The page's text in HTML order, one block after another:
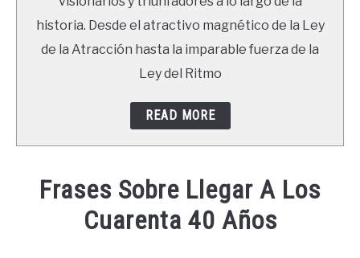
historia. Desde el atractivo magnético de la Ley
de la Atracción hasta la imparable fuerza de la
Ley del Ritmo
READ MORE
Frases Sobre Llegar A Los
Cuarenta 40 Años